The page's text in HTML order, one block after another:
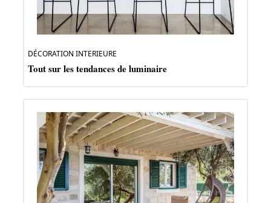
DÉCORATION INTERIEURE
Tout sur les tendances de luminaire